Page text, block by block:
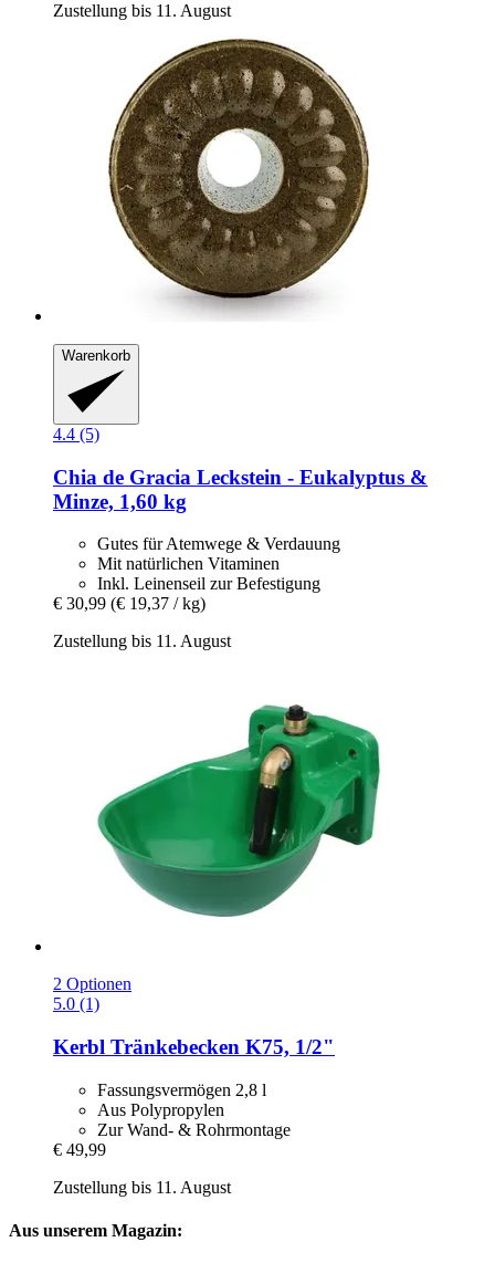
Zustellung bis 11. August
Warenkorb
4.4 (5)
Chia de Gracia Leckstein -​ Eukalyptus &
Minze, 1,60 kg
Gutes für Atemwege & Verdauung
Mit natürlichen Vitaminen
Inkl. Leinenseil zur Befestigung
€ 30,99 (€ 19,37 / kg)
Zustellung bis 11. August
2 Optionen
5.0 (1)
Kerbl Tränkebecken K75, 1/2"
Fassungsvermögen 2,8 l
Aus Polypropylen
Zur Wand- & Rohrmontage
€ 49,99
Zustellung bis 11. August
Aus unserem Magazin: